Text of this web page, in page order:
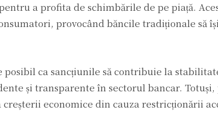
a profita de schimbările de pe piață.
provocând băncile tradiționale să
posibil ca sancțiunile să contribuie la
și transparente în sectorul bancar.
economice din cauza restricționării